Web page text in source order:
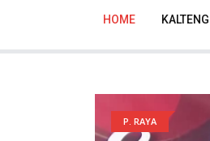
HOME KALTENG
P. RAYA